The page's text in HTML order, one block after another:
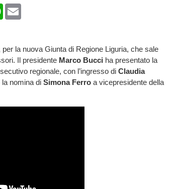
WhatsApp
la nuova Giunta di Regione Liguria, che sale
Il presidente Marco Bucci ha presentato la
regionale, con l’ingresso di Claudia
nomina di Simona Ferro a vicepresidente della